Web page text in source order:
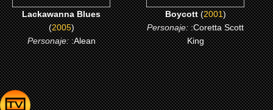
Lackawanna Blues
(2005)
Personaje::Alean
Boycott(2001)
Personaje::Coretta Scott
King